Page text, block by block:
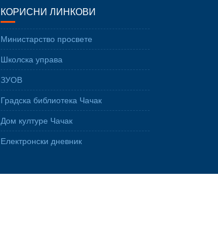
КОРИСНИ ЛИНКОВИ
Министарство просвете
Школска управа
ЗУОВ
Градска библиотека Чачак
Дом културе Чачак
Електронски дневник